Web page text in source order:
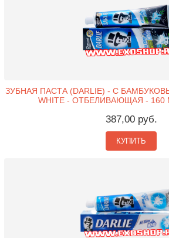
ЗУБНАЯ ПАСТА (DARLIE) - С
WHITE - ОТБЕЛИВАЮЩАЯ - 160
387,00 руб.
КУПИТЬ